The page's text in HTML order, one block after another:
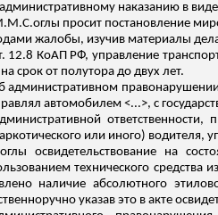
наказанию в
просит постановление
жалобы, изучив материалы
12.8 КоАП РФ, управление
срок от полутора до двух лет.
административном
автомобилем <...>, с
или иного) водителя,
освидетельствование на
технического средства
наличие абсолютного
указав это в акте